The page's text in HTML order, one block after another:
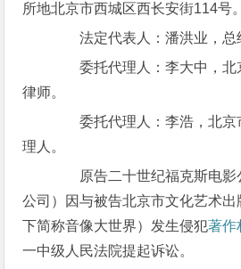
所地北京市西城区西长安街114号。
法定代表人：潘洪业，总
委托代理人：李大中，北
律师。
委托代理人：李浩，北京
理人。
原告二十世纪福克斯电影
公司）因与被告北京市文化艺术出
下简称音像大世界）发生侵犯著作
一中级人民法院提起诉讼。